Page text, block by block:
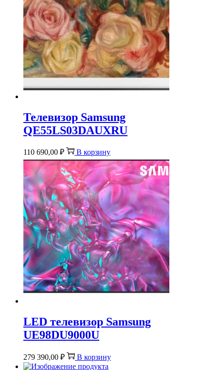
Телевизор Samsung
QE55LS03DAUXRU
110 690,00 ₽ В корзину
LED телевизор Samsung
UE98DU9000U
279 390,00 ₽ В корзину